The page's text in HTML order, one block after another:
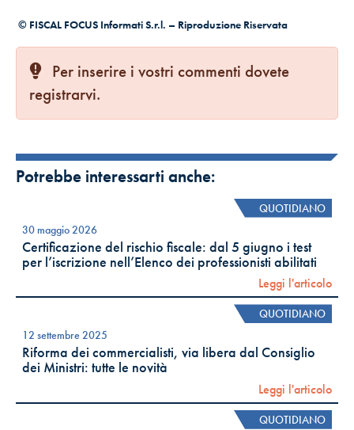
© FISCAL FOCUS Informati S.r.l. – Riproduzione Riservata
Per inserire i vostri commenti dovete
registrarvi.
Potrebbe interessarti anche:
QUOTIDIANO
30 maggio 2026
Certificazione del rischio fiscale: dal 5 giugno i test
per l’iscrizione nell’Elenco dei professionisti abilitati
Leggi l'articolo
QUOTIDIANO
12 settembre 2025
Riforma dei commercialisti, via libera dal Consiglio
dei Ministri: tutte le novità
Leggi l'articolo
QUOTIDIANO